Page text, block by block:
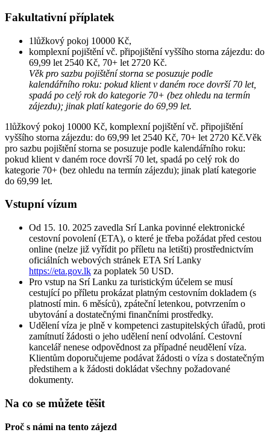
Fakultativní příplatek
1lůžkový pokoj 10000 Kč,
komplexní pojištění vč. připojištění vyššího storna zájezdu: do
69,99 let 2540 Kč, 70+ let 2720 Kč.
Věk pro sazbu pojištění storna se posuzuje podle
kalendářního roku: pokud klient v daném roce dovrší 70 let,
spadá po celý rok do kategorie 70+ (bez ohledu na termín
zájezdu); jinak platí kategorie do 69,99 let.
1lůžkový pokoj 10000 Kč, komplexní pojištění vč. připojištění
vyššího storna zájezdu: do 69,99 let 2540 Kč, 70+ let 2720 Kč.Věk
pro sazbu pojištění storna se posuzuje podle kalendářního roku:
pokud klient v daném roce dovrší 70 let, spadá po celý rok do
kategorie 70+ (bez ohledu na termín zájezdu); jinak platí kategorie
do 69,99 let.
Vstupní vízum
Od 15. 10. 2025 zavedla Srí Lanka povinné elektronické
cestovní povolení (ETA), o které je třeba požádat před cestou
online (nelze již vyřídit po příletu na letišti) prostřednictvím
oficiálních webových stránek ETA Srí Lanky
https://eta.gov.lk za poplatek 50 USD.
Pro vstup na Srí Lanku za turistickým účelem se musí
cestující po příletu prokázat platným cestovním dokladem (s
platností min. 6 měsíců), zpáteční letenkou, potvrzením o
ubytování a dostatečnými finančními prostředky.
Udělení víza je plně v kompetenci zastupitelských úřadů, proti
zamítnutí žádosti o jeho udělení není odvolání. Cestovní
kancelář nenese odpovědnost za případné neudělení víza.
Klientům doporučujeme podávat žádosti o víza s dostatečným
předstihem a k žádosti dokládat všechny požadované
dokumenty.
Na co se můžete těšit
Proč s námi na tento zájezd